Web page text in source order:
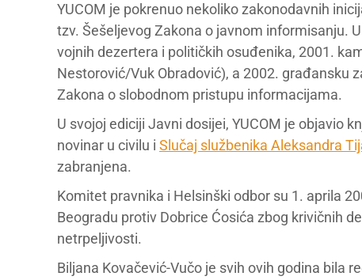
YUCOM je pokrenuo nekoliko zakonodavnih
tzv. Šešeljevog Zakona o javnom informisanju.
vojnih dezertera i političkih osuđenika, 2001.
Nestorović/Vuk Obradović), a 2002. građansku
Zakona o slobodnom pristupu informacijama.
U svojoj ediciji Javni dosijei, YUCOM je objavio
novinar u civilu i Slučaj službenika Aleksandra
zabranjena.
Komitet pravnika i Helsinški odbor su 1. aprila
Beogradu protiv Dobrice Ćosića zbog krivičnih
netrpeljivosti.
Biljana Kovačević-Vučo je svih ovih godina bila